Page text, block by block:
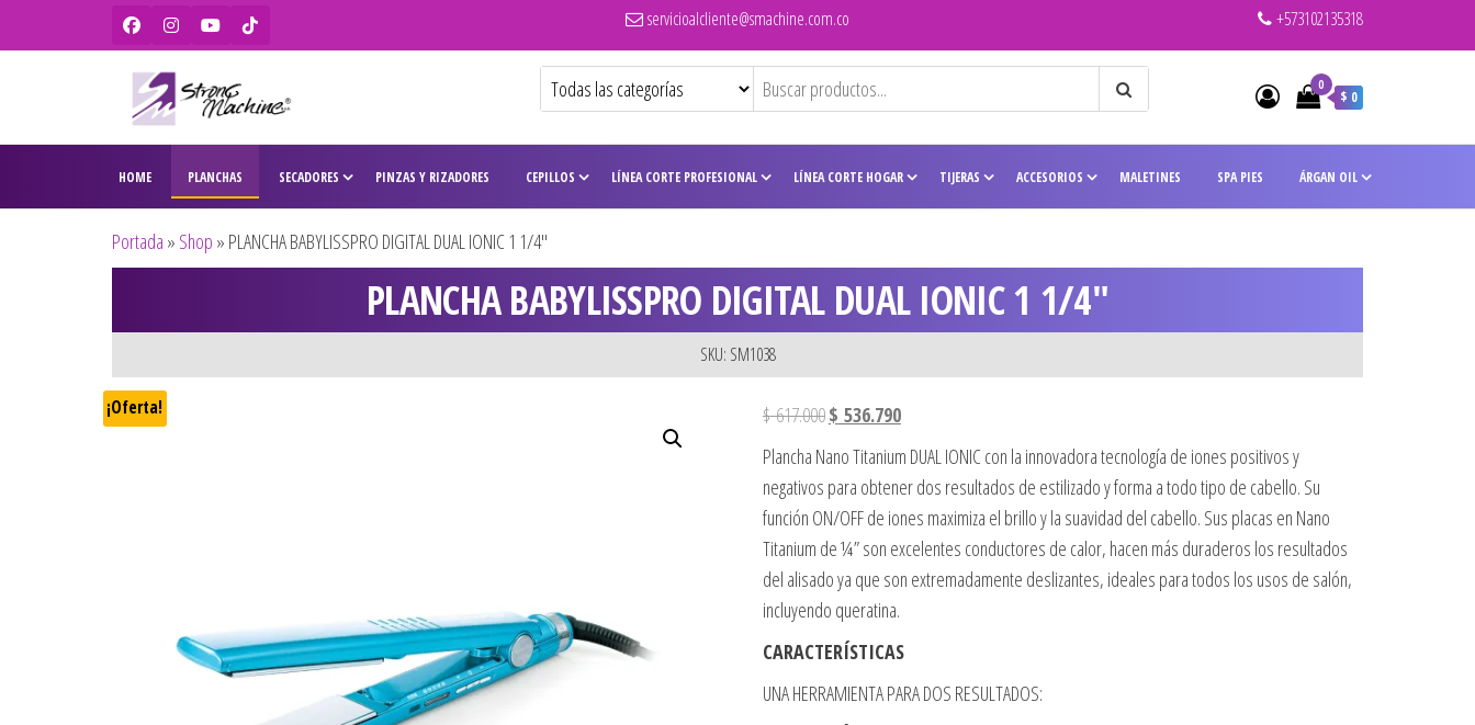
servicioalcliente@smachine.com.co +573102135318
Strong
Machine –
BaBylissPRO
– WAHL –
planchas,
rizadores,
maquinas
cepillos y
originales
para
peluquería
0
$ 0
HOME PLANCHAS SECADORES PINZAS Y RIZADORES CEPILLOS LÍNEA CORTE PROFESIONAL LÍNEA CORTE HOGAR TIJERAS ACCESORIOS MALETINES SPA PIES ÁRGAN OIL
Portada » Shop » PLANCHA BABYLISSPRO DIGITAL DUAL IONIC 1 1/4″
PLANCHA BABYLISSPRO DIGITAL DUAL IONIC 1 1/4″
SKU: SM1038
¡Oferta! $617.000El precio original era: $ 617.000.
$ 536.790El precio actual es: $ 536.790.
Plancha Nano Titanium DUAL IONIC con la innovadora tecnología de iones positivos y
negativos para obtener dos resultados de estilizado y forma a todo tipo de cabello. Su
función ON/OFF de iones maximiza el brillo y la suavidad del cabello. Sus placas en Nano
Titanium de ¼” son excelentes conductores de calor, hacen más duraderos los resultados
del alisado ya que son extremadamente deslizantes, ideales para todos los usos de salón,
incluyendo queratina.
CARACTERÍSTICAS
UNA HERRAMIENTA PARA DOS RESULTADOS: